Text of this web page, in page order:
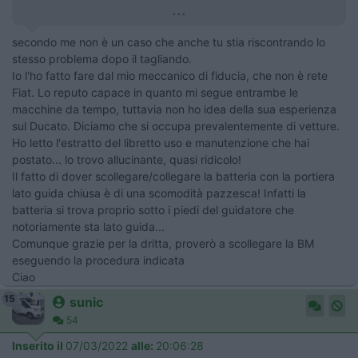
...
secondo me non è un caso che anche tu stia riscontrando lo
stesso problema dopo il tagliando.
Io l'ho fatto fare dal mio meccanico di fiducia, che non è rete
Fiat. Lo reputo capace in quanto mi segue entrambe le
macchine da tempo, tuttavia non ho idea della sua esperienza
sul Ducato. Diciamo che si occupa prevalentemente di vetture.
Ho letto l'estratto del libretto uso e manutenzione che hai
postato... lo trovo allucinante, quasi ridicolo!
Il fatto di dover scollegare/collegare la batteria con la portiera
lato guida chiusa è di una scomodità pazzesca! Infatti la
batteria si trova proprio sotto i piedi del guidatore che
notoriamente sta lato guida...
Comunque grazie per la dritta, proverò a scollegare la BM
eseguendo la procedura indicata
Ciao
15 sunic
54
Inserito il 07/03/2022 alle: 20:06:28